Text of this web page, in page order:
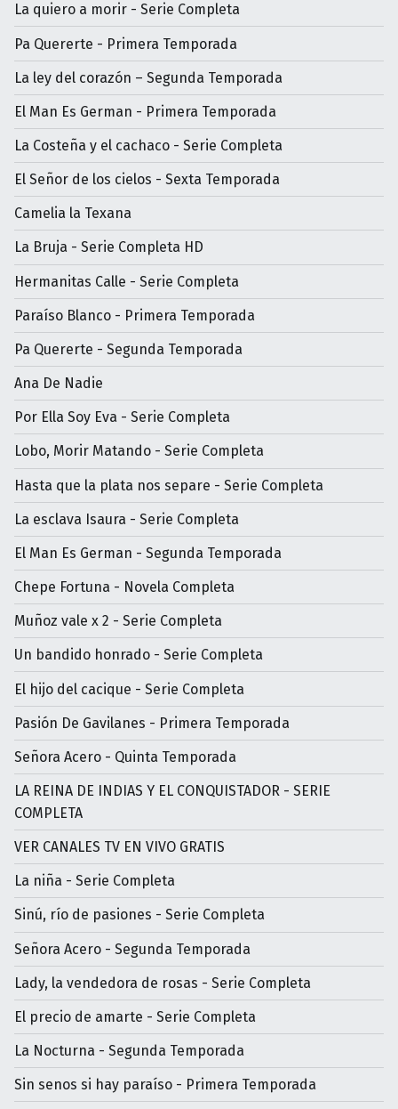
La quiero a morir - Serie Completa
Pa Quererte - Primera Temporada
La ley del corazón – Segunda Temporada
El Man Es German - Primera Temporada
La Costeña y el cachaco - Serie Completa
El Señor de los cielos - Sexta Temporada
Camelia la Texana
La Bruja - Serie Completa HD
Hermanitas Calle - Serie Completa
Paraíso Blanco - Primera Temporada
Pa Quererte - Segunda Temporada
Ana De Nadie
Por Ella Soy Eva - Serie Completa
Lobo, Morir Matando - Serie Completa
Hasta que la plata nos separe - Serie Completa
La esclava Isaura - Serie Completa
El Man Es German - Segunda Temporada
Chepe Fortuna - Novela Completa
Muñoz vale x 2 - Serie Completa
Un bandido honrado - Serie Completa
El hijo del cacique - Serie Completa
Pasión De Gavilanes - Primera Temporada
Señora Acero - Quinta Temporada
LA REINA DE INDIAS Y EL CONQUISTADOR - SERIE
COMPLETA
VER CANALES TV EN VIVO GRATIS
La niña - Serie Completa
Sinú, río de pasiones - Serie Completa
Señora Acero - Segunda Temporada
Lady, la vendedora de rosas - Serie Completa
El precio de amarte - Serie Completa
La Nocturna - Segunda Temporada
Sin senos si hay paraíso - Primera Temporada